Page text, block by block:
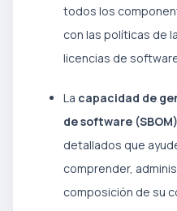
todos los
con las políticas de
licencias de
La capacidad de
de software (SBOM)
detallados que
comprender,
composición de su